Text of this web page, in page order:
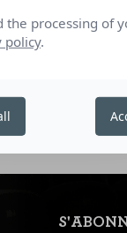
the processing of
policy.